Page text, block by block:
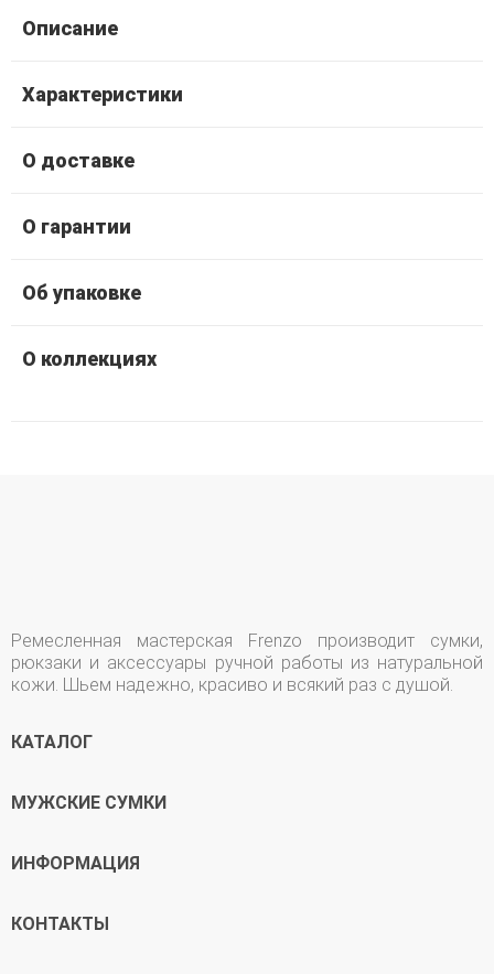
Описание
Характеристики
О доставке
О гарантии
Об упаковке
О коллекциях
Ремесленная мастерская Frenzo производит сумки,
рюкзаки и аксессуары ручной работы из натуральной
кожи. Шьем надежно, красиво и всякий раз с душой.
КАТАЛОГ
МУЖСКИЕ СУМКИ
ИНФОРМАЦИЯ
КОНТАКТЫ